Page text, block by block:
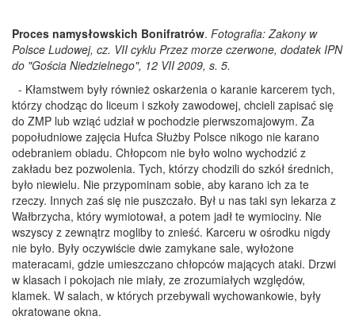
Proces namysłowskich Bonifratrów. Fotografia: Zakony w
Polsce Ludowej, cz. VII cyklu Przez morze czerwone, dodatek IPN
do "Gościa Niedzielnego", 12 VII 2009, s. 5.
- Kłamstwem były również oskarżenia o karanie karcerem tych,
którzy chodząc do liceum i szkoły zawodowej, chcieli zapisać się
do ZMP lub wziąć udział w pochodzie pierwszomajowym. Za
popołudniowe zajęcia Hufca Służby Polsce nikogo nie karano
odebraniem obiadu. Chłopcom nie było wolno wychodzić z
zakładu bez pozwolenia. Tych, którzy chodzili do szkół średnich,
było niewielu. Nie przypominam sobie, aby karano ich za te
rzeczy. Innych zaś się nie puszczało. Był u nas taki syn lekarza z
Wałbrzycha, który wymiotował, a potem jadł te wymiociny. Nie
wszyscy z zewnątrz mogliby to znieść. Karceru w ośrodku nigdy
nie było. Były oczywiście dwie zamykane sale, wyłożone
materacami, gdzie umieszczano chłopców mających ataki. Drzwi
w klasach i pokojach nie miały, ze zrozumiałych względów,
klamek. W salach, w których przebywali wychowankowie, były
okratowane okna.